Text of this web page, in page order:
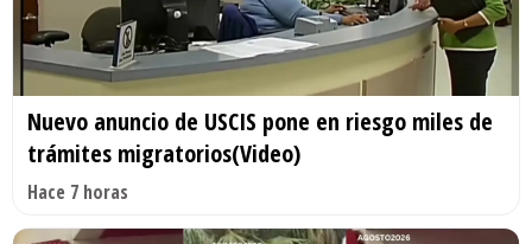
Nuevo anuncio de USCIS pone en riesgo miles de
trámites migratorios(Video)
Hace 7 horas